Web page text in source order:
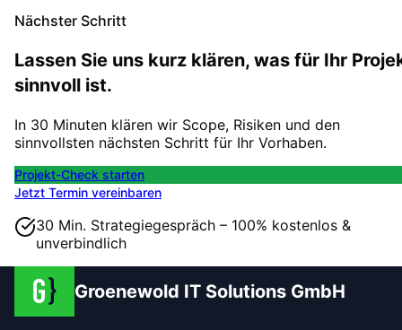
Nächster Schritt
Lassen Sie uns kurz klären, was für Ihr
sinnvoll ist.
In 30 Minuten klären wir Scope, Risiken und den
sinnvollsten nächsten Schritt für Ihr Vorhaben.
Projekt-Check starten
Jetzt Termin vereinbaren
30 Min. Strategiegespräch – 100% kostenlos &
unverbindlich
Groenewold IT Solutions GmbH